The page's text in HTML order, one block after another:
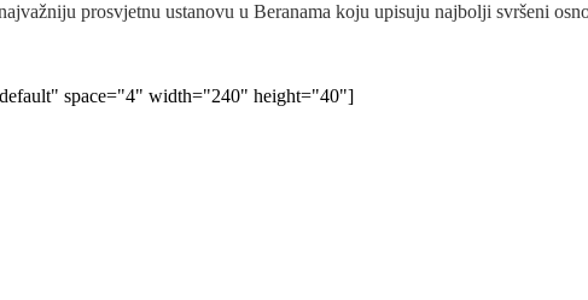
prosvjetnu ustanovu u Beranama koju upisuju najbolji svršeni
space="4" width="240" height="40"]